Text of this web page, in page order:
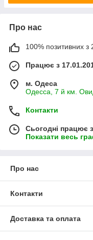
Про нас
100% позитивних з
Працює з
м. Одеса
Одесса, 7 й км.
Контакти
Сьогодні працює
Показати весь
Про нас
Контакти
Доставка та оплата